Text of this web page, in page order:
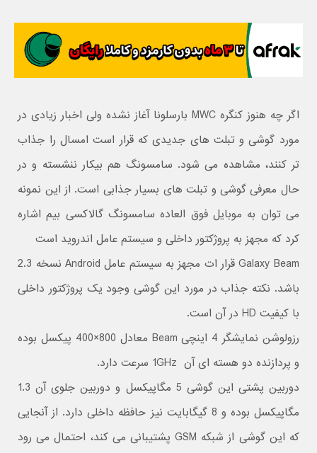
اگر چه هنوز کنگره MWC بارسلونا آغاز نشده ولی اخبار زیادی در
مورد گوشی و تبلت های جدیدی که قرار است امسال را جذاب
تر کنند، مشاهده می شود. سامسونگ هم بیکار ننشسته و در
حال معرفی گوشی و تبلت های بسیار جذابی است. از این نمونه
می توان به موبایل فوق العاده سامسونگ گالاکسی بیم اشاره
کرد که مجهز به پروژکتور داخلی و سیستم عامل اندروید است
Galaxy Beam قرار ات مجهز به سیستم عامل Android نسخه 2.3
باشد. نکته جذاب در مورد این گوشی وجود یک پروژکتور داخلی
با کیفیت HD در آن است.
رزولوشن نمایشگر 4 اینچی Beam معادل 800×400 پیکسل بوده
و پردازنده دو هسته ای آن 1GHz سرعت دارد.
دوربین پشتی این گوشی 5 مگاپیکسل و دوربین جلوی آن 1.3
مگاپیکسل بوده و 8 گیگابایت نیز حافظه داخلی دارد. از آنجایی
که این گوشی از شبکه GSM پشتیبانی می کند، احتمال می رود